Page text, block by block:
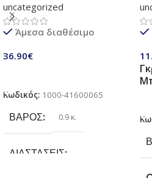
εσωτερικού χώρου για παιδιά |
Παιχνίδι δραστηριότητας για
παιδιά 3 σε 1 | Σετ πτυσσόμενα
τσάντα φασολιών,
για παιδιά 3 + ετών
uncategorized
Άμεσα διαθέσιμο
36.90€
Κωδικός: 1000-41600065
ΒΆΡΟΣ 0.9 κ.
ΔΙΑΣΤΆΣΕΙΣ